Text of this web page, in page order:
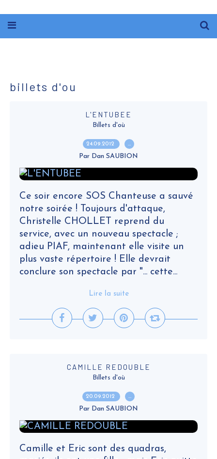
billets d'ou
L'ENTUBEE
Billets d'où
24.09.2012 …
Par Dan SAUBION
Ce soir encore SOS Chanteuse a sauvé
notre soirée ! Toujours d'attaque,
Christelle CHOLLET reprend du
service, avec un nouveau spectacle ;
adieu PIAF, maintenant elle visite un
plus vaste répertoire ! Elle devrait
conclure son spectacle par "... cette...
Lire la suite
CAMILLE REDOUBLE
Billets d'où
20.09.2012 …
Par Dan SAUBION
Camille et Eric sont des quadras,